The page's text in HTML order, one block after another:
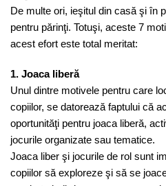
De multe ori, ieşitul din casă şi în
pentru părinţi. Totuşi, aceste 7
acest efort este total meritat:
1. Joaca liberă
Unul dintre motivele pentru care
copiilor, se datorează faptului că
oportunităţi pentru joaca liberă,
jocurile organizate sau tematice.
Joaca liber şi jocurile de rol sunt
copiilor să exploreze şi să se